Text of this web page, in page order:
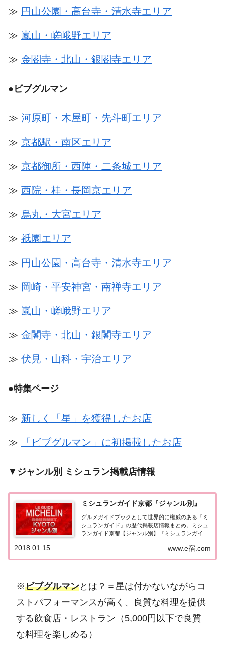
≫ 円山公園・高台寺・清水寺エリア
≫ 嵐山・嵯峨野エリア
≫ 金閣寺・北山・銀閣寺エリア
● ビブグルマン
≫ 河原町・木屋町・先斗町エリア
≫ 京都駅・南区エリア
≫ 京都御所・西陣・二条城エリア
≫ 西院・桂・長岡京エリア
≫ 烏丸・大宮エリア
≫ 祇園エリア
≫ 円山公園・高台寺・清水寺エリア
≫ 岡崎・平安神宮・南禅寺エリア
≫ 嵐山・嵯峨野エリア
≫ 金閣寺・北山・銀閣寺エリア
≫ 伏見・山科・宇治エリア
●特集ページ
≫ 新しく「星」を獲得したお店
≫ 「ビブグルマン」に初掲載したお店
▼ ジャンル別 ミシュラン掲載店情報
ミシュランガイド京都『ジャンル別』
グルメガイドブックとして世界的に権威のある『ミ
シュランガイド』の歴代掲載店情報まとめ。ミシュ
ランガイド京都【ジャンル別】『ミシュランガイド
元：）ミシュランガイド京都2026京都レストラン
www.e宿.com
2018.01.15
※ビブグルマンとは？＝星は付かないながらコ
ストパフォーマンスが高く、良質な料理を提供
する飲食店・レストラン（5,000円以下で良質
な料理を楽しめる）